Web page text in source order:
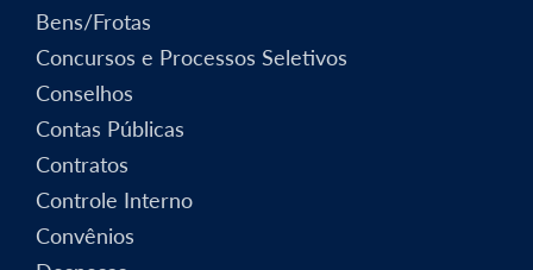
Bens/Frotas
Concursos e Processos Seletivos
Conselhos
Contas Públicas
Contratos
Controle Interno
Convênios